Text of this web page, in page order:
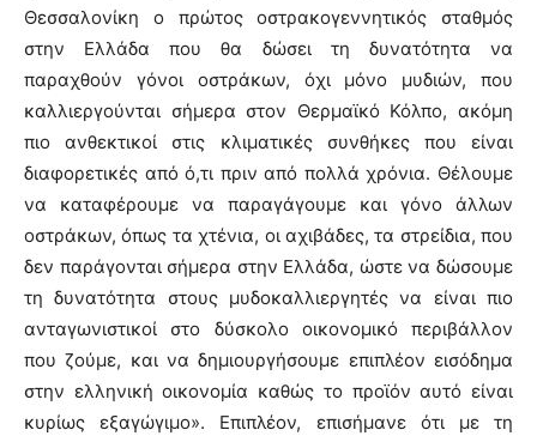
Θεσσαλονίκη ο πρώτος οστρακογεννητικός σταθμός
στην Ελλάδα που θα δώσει τη δυνατότητα να
παραχθούν γόνοι οστράκων, όχι μόνο μυδιών, που
καλλιεργούνται σήμερα στον Θερμαϊκό Κόλπο, ακόμη
πιο ανθεκτικοί στις κλιματικές συνθήκες που είναι
διαφορετικές από ό,τι πριν από πολλά χρόνια. Θέλουμε
να καταφέρουμε να παραγάγουμε και γόνο άλλων
οστράκων, όπως τα χτένια, οι αχιβάδες, τα στρείδια, που
δεν παράγονται σήμερα στην Ελλάδα, ώστε να δώσουμε
τη δυνατότητα στους μυδοκαλλιεργητές να είναι πιο
ανταγωνιστικοί στο δύσκολο οικονομικό περιβάλλον
που ζούμε, και να δημιουργήσουμε επιπλέον εισόδημα
στην ελληνική οικονομία καθώς το προϊόν αυτό είναι
κυρίως εξαγώγιμο». Επιπλέον, επισήμανε ότι με τη